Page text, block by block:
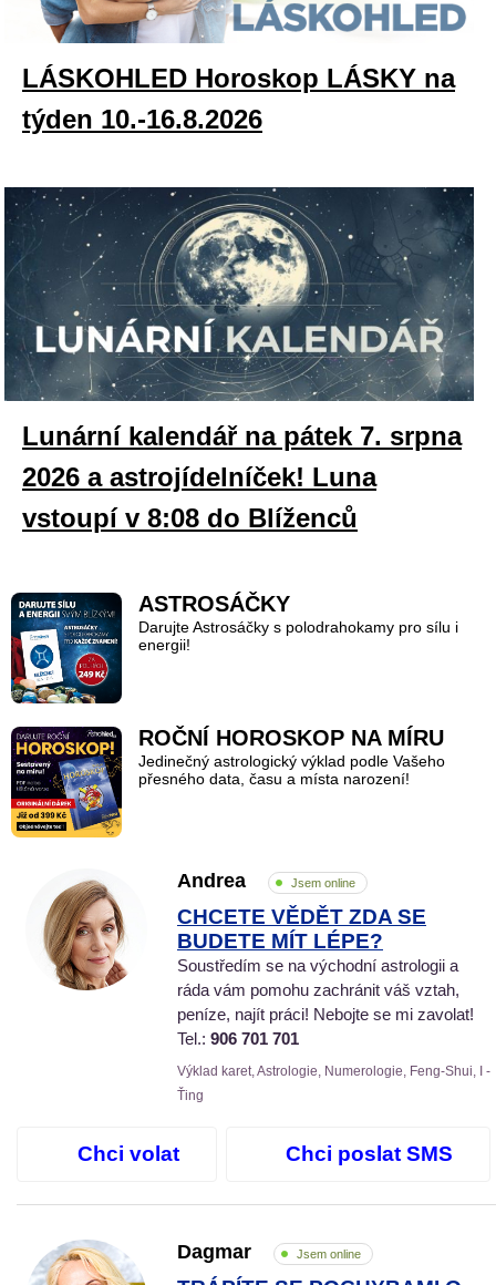
LÁSKOHLED Horoskop LÁSKY na
týden 10.-16.8.2026
Lunární kalendář na pátek 7. srpna
2026 a astrojídelníček! Luna
vstoupí v 8:08 do Blíženců
ASTROSÁČKY
Darujte Astrosáčky s polodrahokamy pro sílu i
energii!
ROČNÍ HOROSKOP NA MÍRU
Jedinečný astrologický výklad podle Vašeho
přesného data, času a místa narození!
Andrea Jsem online
CHCETE VĚDĚT ZDA SE
BUDETE MÍT LÉPE?
Soustředím se na východní astrologii a
ráda vám pomohu zachránit váš vztah,
peníze, najít práci! Nebojte se mi zavolat!
Tel.: 906 701 701
Výklad karet, Astrologie, Numerologie, Feng-Shui, I -
Ťing
Chci volat Chci poslat SMS
Dagmar Jsem online